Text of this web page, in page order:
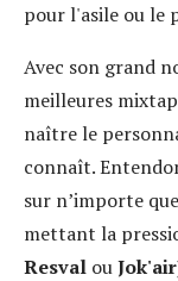
pour l'asile ou le
Avec son grand
meilleures
naître le
connaît.
sur n’importe
mettant la
Resval ouJok'air